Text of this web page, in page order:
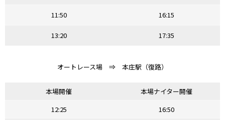
11:50 16:15
13:20 17:35
オートレース場 ⇒ 本庄駅（復路）
本場開催
本場ナイター開催
12:25
16:50